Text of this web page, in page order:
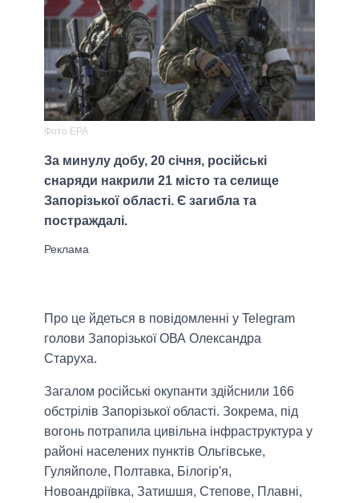
Фото EPA
За минулу добу, 20 січня, російські
снаряди накрили 21 місто та селище
Запорізької області. Є загибла та
постраждалі.
Про це йдеться в повідомленні у Telegram
голови Запорізької ОВА Олександра
Старуха.
Загалом російські окупанти здійснили 166
обстрілів Запорізької області. Зокрема, під
вогонь потрапила цивільна інфраструктура у
районі населених пунктів Ольгівське,
Гуляйполе, Полтавка, Білогір'я,
Новоандріївка, Затишшя, Степове, Плавні,